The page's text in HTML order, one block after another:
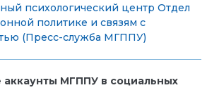
психологический центр Отдел
политике и связям с
(Пресс-служба МГППУ)
МГППУ в социальных